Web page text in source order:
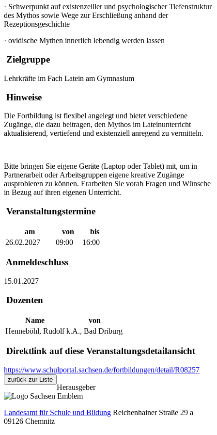
· Schwerpunkt auf existenzeiller und psychologischer Tiefenstruktur
des Mythos sowie Wege zur Erschließung anhand der
Rezeptionsgeschichte
· ovidische Mythen innerlich lebendig werden lassen
Zielgruppe
Lehrkräfte im Fach Latein am Gymnasium
Hinweise
Die Fortbildung ist flexibel angelegt und bietet verschiedene
Zugänge, die dazu beitragen, den Mythos im Lateinunterricht
aktualisierend, vertiefend und existenziell anregend zu vermitteln.
Bitte bringen Sie eigene Geräte (Laptop oder Tablet) mit, um in
Partnerarbeit oder Arbeitsgruppen eigene kreative Zugänge
ausprobieren zu können. Erarbeiten Sie vorab Fragen und Wünsche
in Bezug auf ihren eigenen Unterricht.
Veranstaltungstermine
am von
bis
26.02.2027
09:00 16:00
Anmeldeschluss
15.01.2027
Dozenten
Name
von
Henneböhl, Rudolf k.A., Bad Driburg
Direktlink auf diese Veranstaltungsdetailansicht
https://www.schulportal.sachsen.de/fortbildungen/detail/R08257
zurück zur Liste
Herausgeber
Landesamt für Schule und Bildung Reichenhainer Straße 29 a
09126 Chemnitz